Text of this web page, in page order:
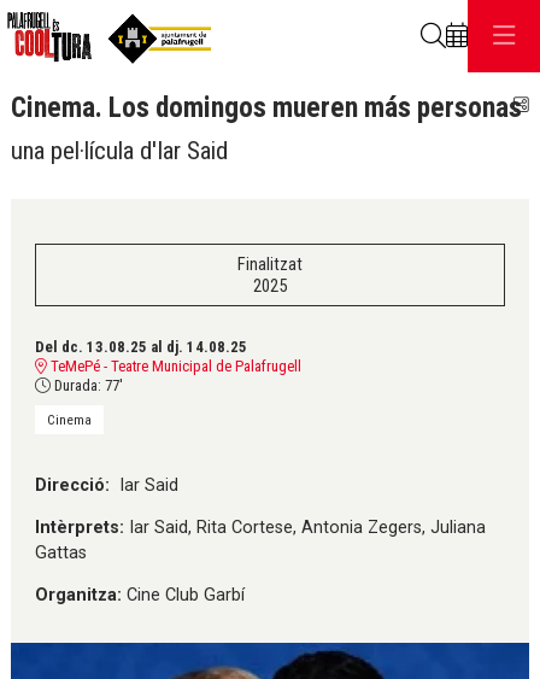
Cinema. Los domingos mueren más personas
una pel·lícula d'Iar Said
Finalitzat
2025
Del dc. 13.08.25 al dj. 14.08.25
TeMePé - Teatre Municipal de Palafrugell
Durada: 77'
Cinema
Direcció: Iar Said
Intèrprets: Iar Said, Rita Cortese, Antonia Zegers, Juliana
Gattas
Organitza: Cine Club Garbí